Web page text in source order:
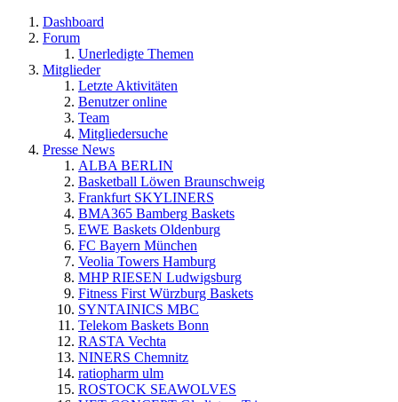
Dashboard
Forum
Unerledigte Themen
Mitglieder
Letzte Aktivitäten
Benutzer online
Team
Mitgliedersuche
Presse News
ALBA BERLIN
Basketball Löwen Braunschweig
Frankfurt SKYLINERS
BMA365 Bamberg Baskets
EWE Baskets Oldenburg
FC Bayern München
Veolia Towers Hamburg
MHP RIESEN Ludwigsburg
Fitness First Würzburg Baskets
SYNTAINICS MBC
Telekom Baskets Bonn
RASTA Vechta
NINERS Chemnitz
ratiopharm ulm
ROSTOCK SEAWOLVES